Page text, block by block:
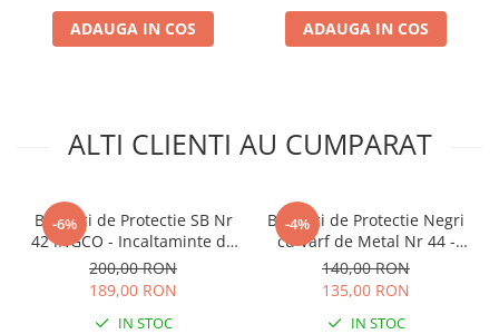
Hranitoare/ Adapatoare
Masca de sudura & accesori
Motocoasa si consumabile /
accesorii
Rulete masurat
ADAUGA IN COS ADAUGA IN COS
ALTI CLIENTI AU CUMPARAT
-6%
Bocanci de Protectie SB Nr
42 INGCO - Incaltaminte de
Lucru cu Bombeu Metalic
pentru Santier si
Agricultura
200,00 RON
189,00 RON
IN STOC
-4%
Bocanci de Protectie Negri
cu Varf de Metal Nr 44 -
Incaltaminte de Lucru
pentru Santier si
Agricultura
140,00 RON
135,00 RON
IN STOC